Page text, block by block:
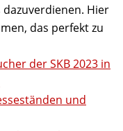
Hier
das perfekt zu